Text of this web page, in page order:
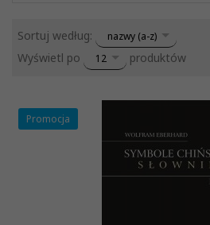
Sortuj według: sortnazwy (a-z)
Wyświetl po pop12 produktów
Promocja